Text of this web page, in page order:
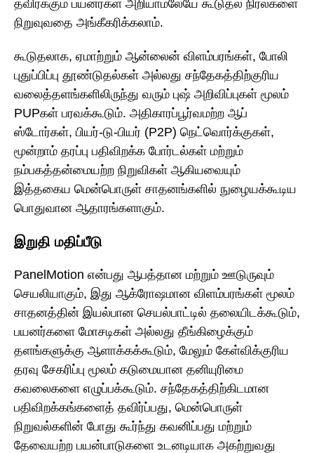
தவிர்க்கும் பயனர்கள் அறியாமலேயே கூடுதல் நிரல்களை
நிறுவுவதை அங்கீகரிக்கலாம்.
கூடுதலாக, ஏமாற்றும் ஆன்லைன் விளம்பரங்கள், போலி
புதுப்பிப்பு தூண்டுதல்கள் அல்லது சந்தேகத்திற்குரிய
வலைத்தளங்களிலிருந்து வரும் புஷ் அறிவிப்புகள் மூலம்
PUPகள் பரவக்கூடும். அதிகாரப்பூர்வமற்ற ஆப்
ஸ்டோர்கள், பியர்-டு-பியர் (P2P) நெட்வொர்க்குகள்,
மூன்றாம் தரப்பு பதிவிறக்க போர்டல்கள் மற்றும்
நம்பகத்தன்மையற்ற நிறுவிகள் ஆகியவையும்
இத்தகைய மென்பொருள் சாதனங்களில் நுழையக்கூடிய
பொதுவான ஆதாரங்களாகும்.
இறுதி மதிப்பீடு
PanelMotion என்பது ஆபத்தான மற்றும் ஊடுருவும்
செயலியாகும், இது ஆக்ரோஷமான விளம்பரங்கள் மூலம்
சாதனத்தின் இயல்பான செயல்பாட்டில் தலையிடக்கூடும்,
பயனர்களை மோசடிகள் அல்லது தீங்கிழைக்கும்
தளங்களுக்கு ஆளாக்கக்கூடும், மேலும் கேள்விக்குரிய
தரவு சேகரிப்பு மூலம் கடுமையான தனியுரிமை
கவலைகளை எழுப்பக்கூடும். சந்தேகத்திற்கிடமான
பதிவிறக்கங்களைத் தவிர்ப்பது, மென்பொருள்
நிறுவல்களின் போது கூர்ந்து கவனிப்பது மற்றும்
தேவையற்ற பயன்பாடுகளை உடனடியாக அகற்றுவது